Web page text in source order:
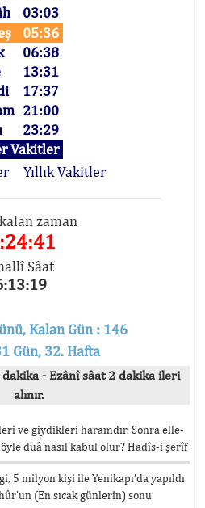
03:03
05:36
06:38
13:31
17:37
21:00
23:29
Vakitler
Yıllık Vakitler
zaman
Sâat
Kalan Gün : 146
Gün, 32. Hafta
dakika - Ezânî sâat 2 dakika ileri
alınır.
ve giydikleri haramdır. Sonra elle-
duâ nasıl kabul olur? Hadîs-i şerîf
5 milyon kişi ile Yenikapı’da yapıldı
(En sıcak günlerin) sonu